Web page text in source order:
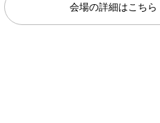
会場の詳細はこちら